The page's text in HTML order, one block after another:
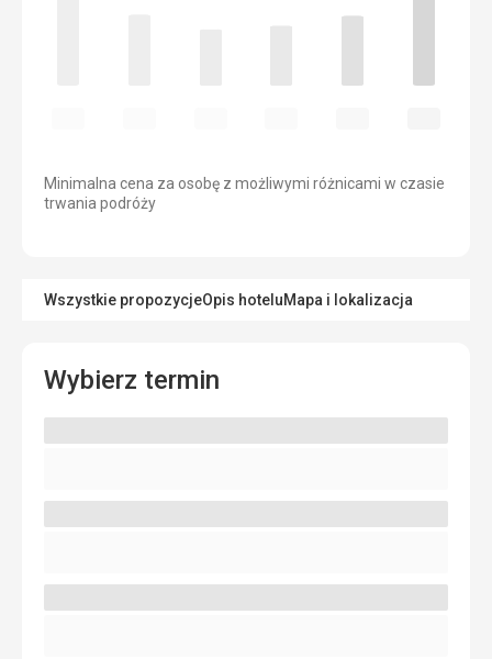
Minimalna cena za osobę z możliwymi różnicami w czasie
trwania podróży
Wszystkie propozycjeOpis hoteluMapa i lokalizacja
Wybierz termin